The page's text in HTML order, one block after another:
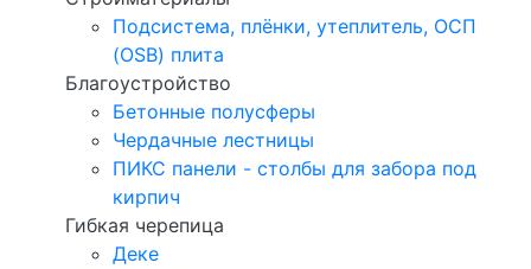
Подсистема, плёнки, утеплитель, ОСП
(OSB) плита
Благоустройство
Бетонные полусферы
Чердачные лестницы
ПИКС панели - столбы для забора под
кирпич
Гибкая черепица
Деке